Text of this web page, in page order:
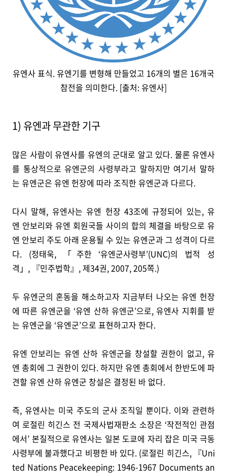
유엔사 표식. 유엔기를 변형해 만들었고 16개의 별은 16개국
참전을 의미한다. [출처: 유엔사]
1) 유엔과 무관한 기구
많은 사람이 유엔사를 유엔의 군대로 알고 있다. 물론 유엔사
를 통상적으로 유엔군의 사령부라고 말하지만 여기서 말하
는 유엔군은 유엔 헌장에 따라 조직한 유엔군과 다르다.
다시 말해, 유엔사는 유엔 헌장 43조에 규정되어 있는, 유
엔 안보리와 유엔 회원국들 사이의 합의 체결을 바탕으로 유
엔 안보리 주도 아래 운용될 수 있는 유엔군과 그 성격이 다르
다. (정태욱, 「주한 ‘유엔군사령부’(UNC)의 법적 성
격」, 『민주법학』, 제34권, 2007, 205쪽.)
두 유엔군의 혼동을 해소하고자 지금부터 나오는 유엔 헌장
에 따른 유엔군을 ‘유엔 산하 유엔군’으로, 유엔사 지휘를 받
는 유엔군을 ‘유엔군’으로 표현하고자 한다.
유엔 안보리는 유엔 산하 유엔군을 창설할 권한이 없고, 유
엔 총회에 그 권한이 있다. 하지만 유엔 총회에서 한반도에 파
견할 유엔 산하 유엔군 창설은 결정된 바 없다.
즉, 유엔사는 미국 주도의 군사 조직일 뿐이다. 이와 관련하
여 로절린 히긴스 전 국제사법재판소 소장은 ‘작전적인 관점
에서’ 본질적으로 유엔사는 일본 도쿄에 자리 잡은 미국 극동
사령부에 불과했다고 비평한 바 있다. (로절린 히긴스, 『Uni
ted Nations Peacekeeping: 1946-1967 Documents an